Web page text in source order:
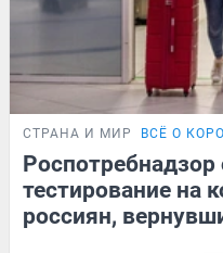
СТРАНА И МИР ВСЁ О
тестирование на
россиян,